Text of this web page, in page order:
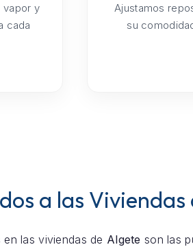
vapor y
cada
Ajustamos
su
a las Viviendas
las viviendas de Algete son las